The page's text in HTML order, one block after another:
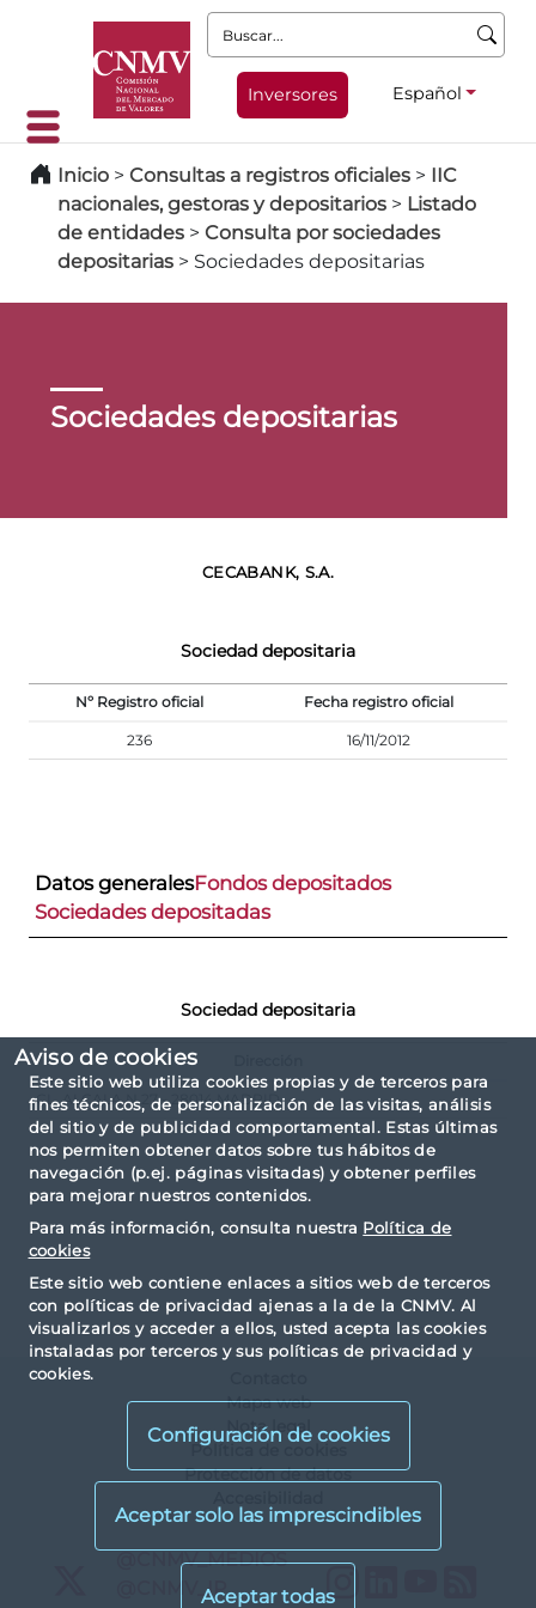
Aviso de cookies
Este sitio web utiliza cookies propias y de terceros para
fines técnicos, de personalización de las visitas, análisis
del sitio y de publicidad comportamental. Estas últimas
nos permiten obtener datos sobre tus hábitos de
navegación (p.ej. páginas visitadas) y obtener perfiles
para mejorar nuestros contenidos.
Para más información, consulta nuestra Política de
cookies
Este sitio web contiene enlaces a sitios web de terceros
con políticas de privacidad ajenas a la de la CNMV. Al
visualizarlos y acceder a ellos, usted acepta las cookies
instaladas por terceros y sus políticas de privacidad y
cookies.
Configuración de cookies
Buscar:
Inversores Español
Inicio > Consultas a registros oficiales > IIC
nacionales, gestoras y depositarios > Listado
de entidades > Consulta por sociedades
depositarias > Sociedades depositarias
Sociedades depositarias
CECABANK, S.A.
Sociedad depositaria
Nº Registro oficial Fecha registro oficial
236 16/11/2012
Datos generalesFondos depositados
Sociedades depositadas
Sociedad depositaria
CL. ALCALA N.27 - 28014 MADRID
Mapa web
Nota legal
Política de cookies
Protección de datos
X@CNMV_MEDIOS
@CNMV_IP